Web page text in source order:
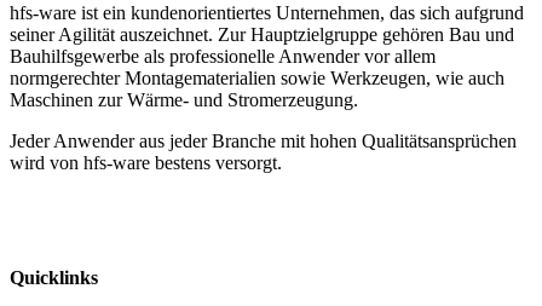
hfs-ware ist ein kundenorientiertes Unternehmen, das sich aufgrund
seiner Agilität auszeichnet. Zur Hauptzielgruppe gehören Bau und
Bauhilfsgewerbe als professionelle Anwender vor allem
normgerechter Montagematerialien sowie Werkzeugen, wie auch
Maschinen zur Wärme- und Stromerzeugung.
Jeder Anwender aus jeder Branche mit hohen Qualitätsansprüchen
wird von hfs-ware bestens versorgt.
Quicklinks